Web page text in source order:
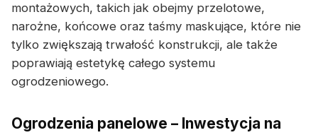
montażowych, takich jak obejmy przelotowe,
narożne, końcowe oraz taśmy maskujące, które nie
tylko zwiększają trwałość konstrukcji, ale także
poprawiają estetykę całego systemu
ogrodzeniowego.
Ogrodzenia panelowe – Inwestycja na